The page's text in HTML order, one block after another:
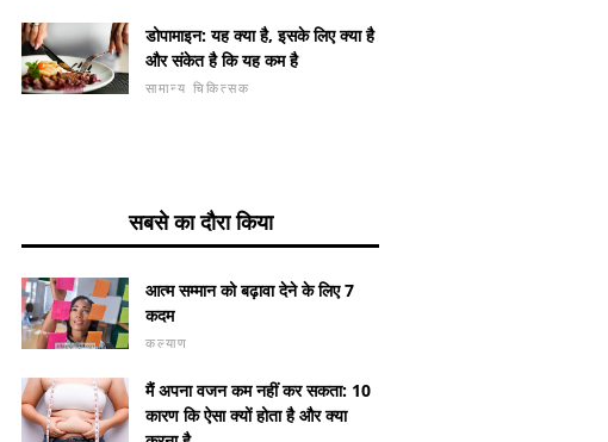
डोपामाइन: यह क्या है, इसके लिए क्या है
और संकेत है कि यह कम है
सामान्य चिकित्सक
सबसे का दौरा किया
आत्म सम्मान को बढ़ावा देने के लिए 7
कदम
कल्याण
मैं अपना वजन कम नहीं कर सकता: 10
कारण कि ऐसा क्यों होता है और क्या